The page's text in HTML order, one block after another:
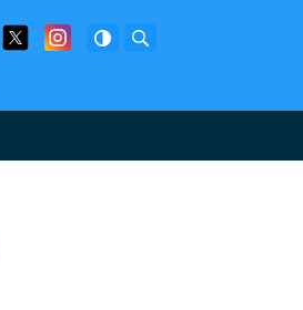
Facebook
Twitter Facebook